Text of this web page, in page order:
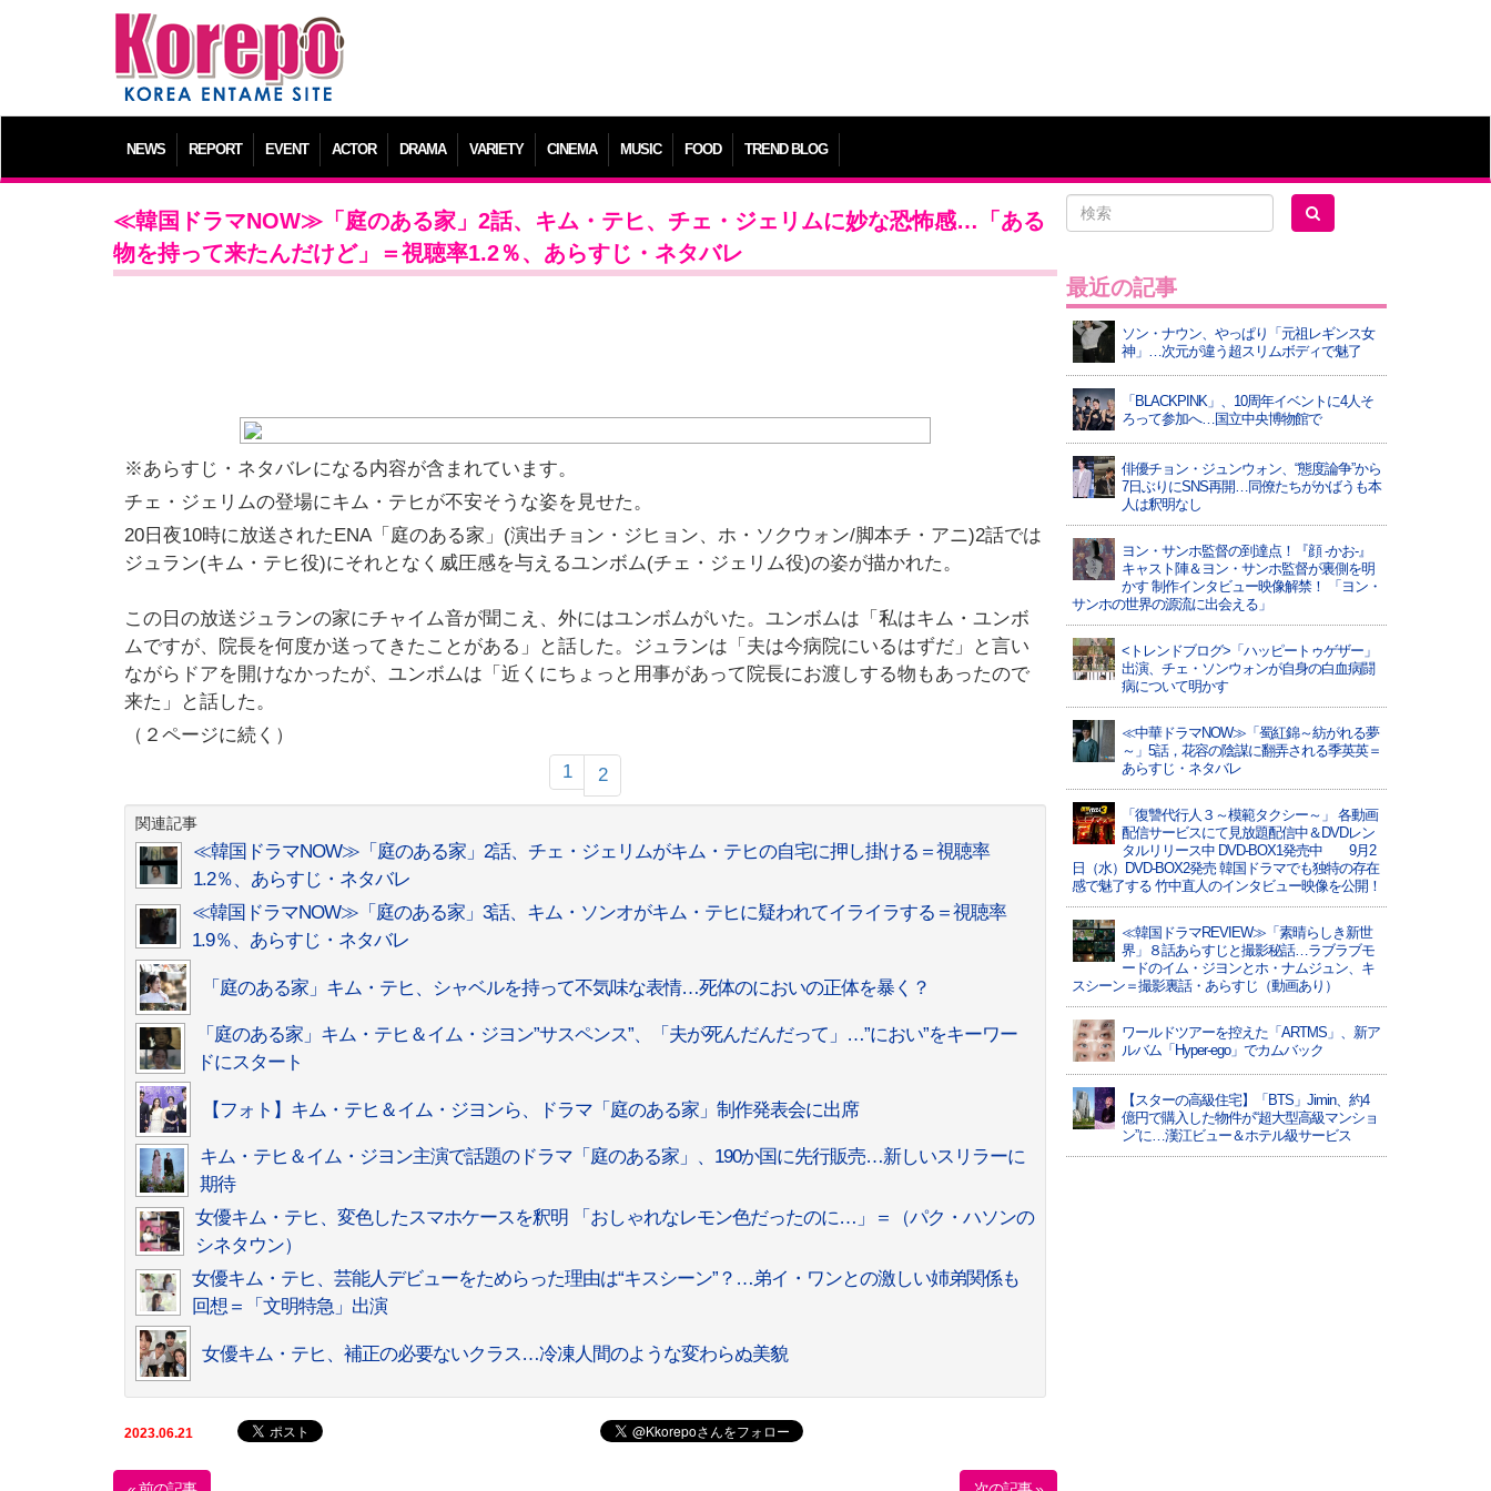
NEWS REPORT EVENT ACTOR DRAMA VARIETY CINEMA MUSIC FOOD TREND BLOG
≪韓国ドラマNOW≫「庭のある家」2話、キム・テヒ、チェ・ジェリムに妙な恐怖感…「ある
物を持って来たんだけど」＝視聴率1.2％、あらすじ・ネタバレ
※あらすじ・ネタバレになる内容が含まれています。
チェ・ジェリムの登場にキム・テヒが不安そうな姿を見せた。
20日夜10時に放送されたENA「庭のある家」(演出チョン・ジヒョン、ホ・ソクウォン/脚本チ・アニ)2話では
ジュラン(キム・テヒ役)にそれとなく威圧感を与えるユンボム(チェ・ジェリム役)の姿が描かれた。
この日の放送ジュランの家にチャイム音が聞こえ、外にはユンボムがいた。ユンボムは「私はキム・ユンボ
ムですが、院長を何度か送ってきたことがある」と話した。ジュランは「夫は今病院にいるはずだ」と言い
ながらドアを開けなかったが、ユンボムは「近くにちょっと用事があって院長にお渡しする物もあったので
来た」と話した。
（２ページに続く）
1
2
関連記事
≪韓国ドラマNOW≫「庭のある家」2話、チェ・ジェリムがキム・テヒの自宅に押し掛ける＝視聴率
1.2％、あらすじ・ネタバレ
≪韓国ドラマNOW≫「庭のある家」3話、キム・ソンオがキム・テヒに疑われてイライラする＝視聴率
1.9％、あらすじ・ネタバレ
「庭のある家」キム・テヒ、シャベルを持って不気味な表情…死体のにおいの正体を暴く？
「庭のある家」キム・テヒ＆イム・ジヨン”サスペンス”、「夫が死んだんだって」…”におい”をキーワー
ドにスタート
【フォト】キム・テヒ＆イム・ジヨンら、ドラマ「庭のある家」制作発表会に出席
キム・テヒ＆イム・ジヨン主演で話題のドラマ「庭のある家」、190か国に先行販売…新しいスリラーに
期待
女優キム・テヒ、変色したスマホケースを釈明 「おしゃれなレモン色だったのに…」＝（パク・ハソンの
シネタウン）
女優キム・テヒ、芸能人デビューをためらった理由は“キスシーン”？…弟イ・ワンとの激しい姉弟関係も
回想＝「文明特急」出演
女優キム・テヒ、補正の必要ないクラス…冷凍人間のような変わらぬ美貌
2023.06.21
最近の記事
ソン・ナウン、やっぱり「元祖レギンス女
神」…次元が違う超スリムボディで魅了
「BLACKPINK」、10周年イベントに4人そ
ろって参加へ…国立中央博物館で
俳優チョン・ジュンウォン、“態度論争”から
7日ぶりにSNS再開…同僚たちがかばうも本
人は釈明なし
ヨン・サンホ監督の到達点！『顔 -かお-』
キャスト陣＆ヨン・サンホ監督が裏側を明
かす 制作インタビュー映像解禁！ 「ヨン・
サンホの世界の源流に出会える」
<トレンドブログ>「ハッピートゥゲザー」
出演、チェ・ソンウォンが自身の白血病闘
病について明かす
≪中華ドラマNOW≫「蜀紅錦～紡がれる夢
～」5話，花容の陰謀に翻弄される季英英＝
あらすじ・ネタバレ
「復讐代行人３～模範タクシー～」 各動画
配信サービスにて見放題配信中＆DVDレン
タルリリース中 DVD-BOX1発売中 9月2
日（水）DVD-BOX2発売 韓国ドラマでも独特の存在
感で魅了する 竹中直人のインタビュー映像を公開！
≪韓国ドラマREVIEW≫「素晴らしき新世
界」８話あらすじと撮影秘話…ラブラブモ
ードのイム・ジヨンとホ・ナムジュン、キ
スシーン＝撮影裏話・あらすじ（動画あり）
ワールドツアーを控えた「ARTMS」、新ア
ルバム「Hyper-ego」でカムバック
【スターの高級住宅】「BTS」Jimin、約4
億円で購入した物件が“超大型高級マンショ
ン”に…漢江ビュー＆ホテル級サービス